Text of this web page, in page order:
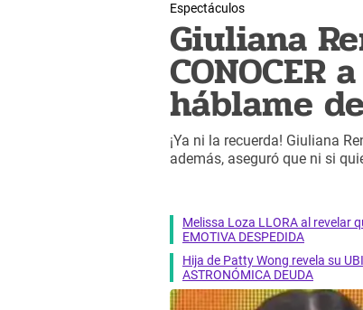
Espectáculos
Giuliana
háblame
¡Ya ni la recuerda! Giuliana
además, aseguró que ni si
Melissa Loza LLORA al revelar
EMOTIVA DESPEDIDA
Hija de Patty Wong revela su
ASTRONÓMICA DEUDA